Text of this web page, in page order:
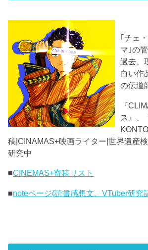
｢チェ
マ｣の
過去、
白い作
の伝道
『
ス』、
稿|CINAMAS+映画ライター|世界遺産
研究中
■CINEMAS+寄稿リスト
■noteページ(読書感想文、VTuber研究